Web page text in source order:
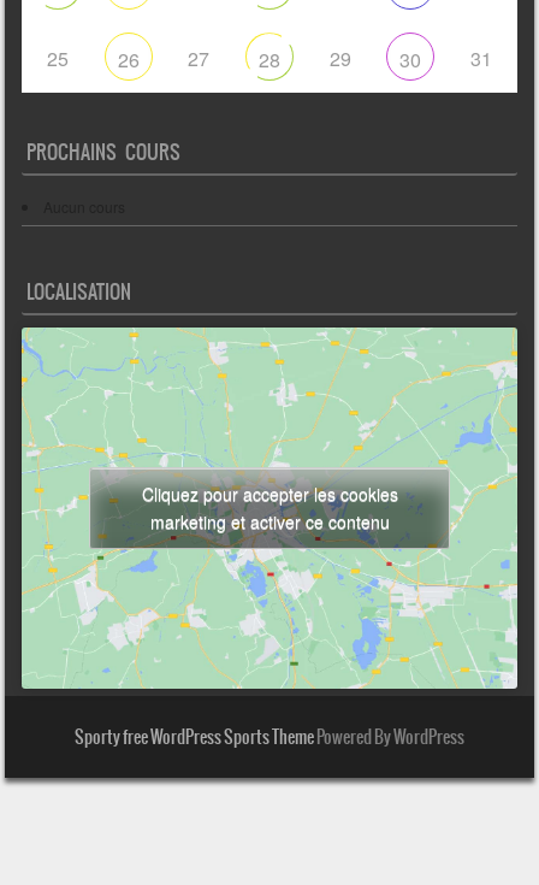
25 26 27 28 29 30 31
PROCHAINS COURS
LOCALISATION
Cliquez pour accepter les cookies
marketing et activer ce contenu
Sporty free WordPress Sports ThemePowered By WordPress